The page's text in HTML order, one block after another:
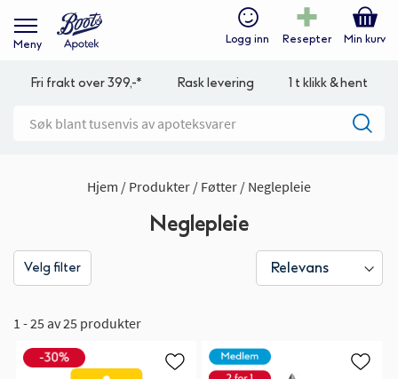
Meny Logg inn Resepter Min kurv
Fri frakt over 399,-* Rask levering 1 t klikk & hent
Hjem Produkter Føtter Neglepleie
Neglepleie
Velg filter
1 - 25 av 25 produkter